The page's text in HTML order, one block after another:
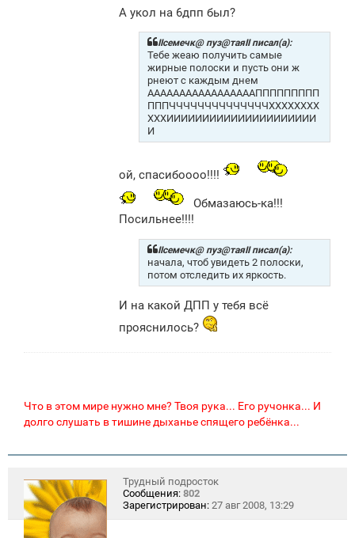
А укол на 6дпп был?
IIсемечк@ пуз@таяII писал(а):
Тебе жеаю получить самые
жирные полоски и пусть они ж
рнеют с каждым днем
АААААААААААААААААППППППППП
ПППЧЧЧЧЧЧЧЧЧЧЧЧЧЧХХХХХХХХ
ХХХИИИИИИИИИИИИИИИИИИИИИ
И
ой, спасибоооо!!!!
Обмазаюсь-ка!!!
Посильнее!!!!
IIсемечк@ пуз@таяII писал(а):
начала, чтоб увидеть 2 полоски,
потом отследить их яркость.
И на какой ДПП у тебя всё
прояснилось?
Что в этом мире нужно мне? Твоя рука... Его ручонка... И
долго слушать в тишине дыханье спящего ребёнка...
Трудный подросток
Сообщения: 802
Зарегистрирован: 27 авг 2008, 13:29